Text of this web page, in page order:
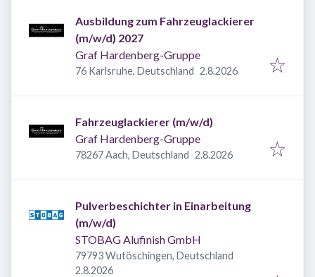
Ausbildung zum Fahrzeuglackierer
(m/w/d) 2027
Graf Hardenberg-Gruppe
76 Karlsruhe, Deutschland Veröffentlicht
2.8.2026
Fahrzeuglackierer (m/w/d)
Graf Hardenberg-Gruppe
78267 Aach, Deutschland Veröffentlicht
2.8.2026
Pulverbeschichter in Einarbeitung
(m/w/d)
STOBAG Alufinish GmbH
79793 Wutöschingen, Deutschland
Veröffentlicht
2.8.2026